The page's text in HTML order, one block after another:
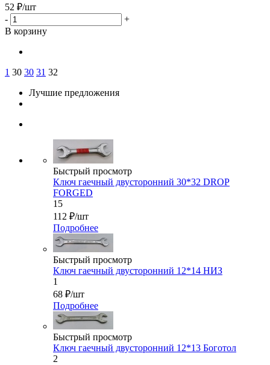
52 ₽/шт
-
+
В корзину
1 30 30 31 32
Лучшие предложения
Быстрый просмотр
Ключ гаечный двусторонний 30*32 DROP
FORGED
15
112 ₽/шт
Подробнее
Быстрый просмотр
Ключ гаечный двусторонний 12*14 НИЗ
1
68 ₽/шт
Подробнее
Быстрый просмотр
Ключ гаечный двусторонний 12*13 Боготол
2